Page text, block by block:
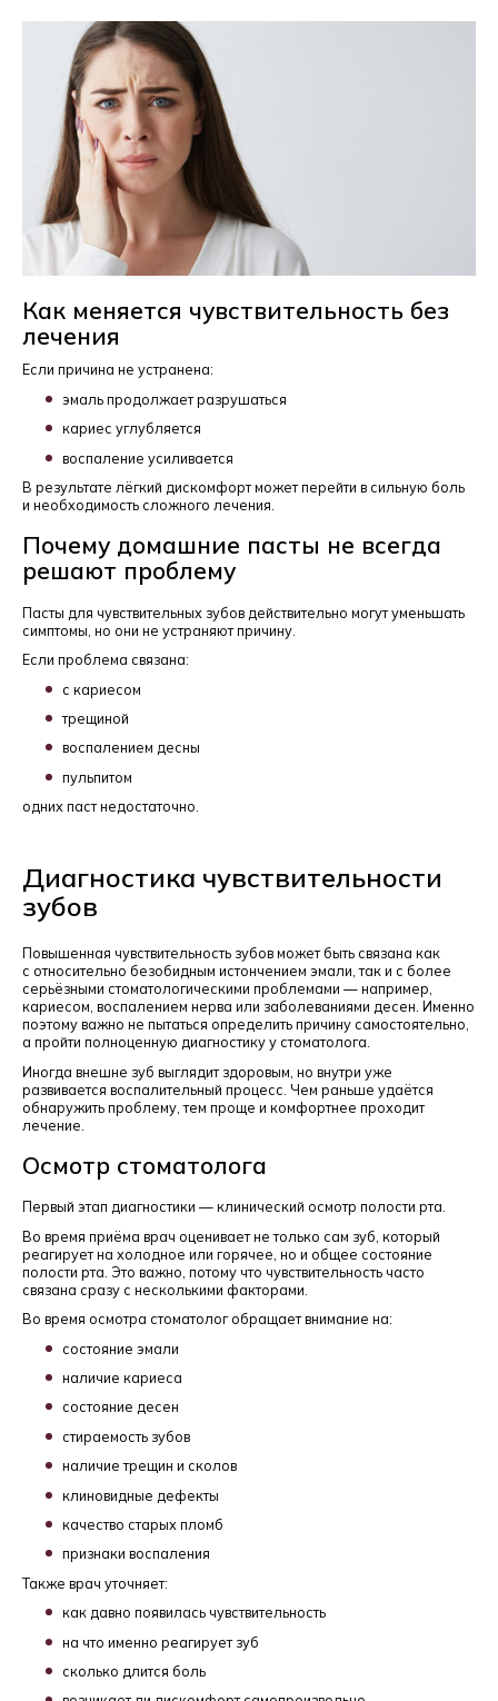
Как меняется чувствительность без
лечения
Если причина не устранена:
эмаль продолжает разрушаться
кариес углубляется
воспаление усиливается
В результате лёгкий дискомфорт может перейти в сильную боль
и необходимость сложного лечения.
Почему домашние пасты не всегда
решают проблему
Пасты для чувствительных зубов действительно могут уменьшать
симптомы, но они не устраняют причину.
Если проблема связана:
с кариесом
трещиной
воспалением десны
пульпитом
одних паст недостаточно.
Диагностика чувствительности
зубов
Повышенная чувствительность зубов может быть связана как
с относительно безобидным истончением эмали, так и с более
серьёзными стоматологическими проблемами — например,
кариесом, воспалением нерва или заболеваниями десен. Именно
поэтому важно не пытаться определить причину самостоятельно,
а пройти полноценную диагностику у стоматолога.
Иногда внешне зуб выглядит здоровым, но внутри уже
развивается воспалительный процесс. Чем раньше удаётся
обнаружить проблему, тем проще и комфортнее проходит
лечение.
Осмотр стоматолога
Первый этап диагностики — клинический осмотр полости рта.
Во время приёма врач оценивает не только сам зуб, который
реагирует на холодное или горячее, но и общее состояние
полости рта. Это важно, потому что чувствительность часто
связана сразу с несколькими факторами.
Во время осмотра стоматолог обращает внимание на:
состояние эмали
наличие кариеса
состояние десен
стираемость зубов
наличие трещин и сколов
клиновидные дефекты
качество старых пломб
признаки воспаления
Также врач уточняет:
как давно появилась чувствительность
на что именно реагирует зуб
сколько длится боль